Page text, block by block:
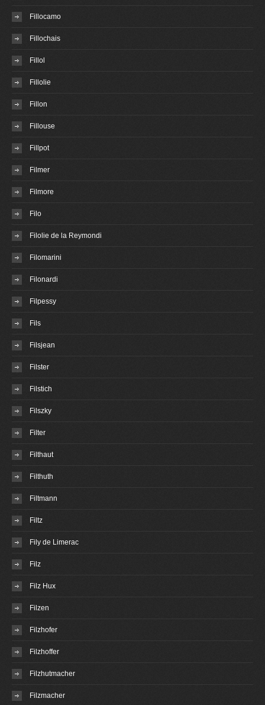
Fillocamo
Fillochais
Fillol
Fillolie
Fillon
Fillouse
Fillpot
Filmer
Filmore
Filo
Filolie de la Reymondi
Filomarini
Filonardi
Filpessy
Fils
Filsjean
Filster
Filstich
Filszky
Filter
Filthaut
Filthuth
Filtmann
Filtz
Fily de Limerac
Filz
Filz Hux
Filzen
Filzhofer
Filzhoffer
Filzhutmacher
Filzmacher